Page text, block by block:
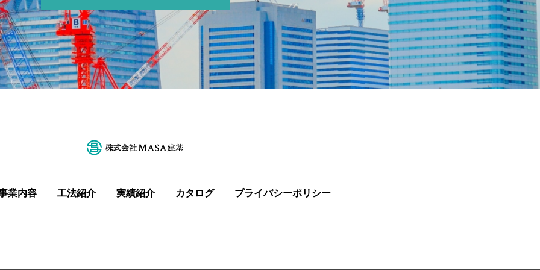
業内容 工法紹介 実績紹介 カタログ プライバシーポリシー